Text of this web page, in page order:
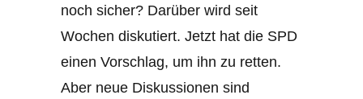
noch sicher? Darüber wird seit
Wochen diskutiert. Jetzt hat die SPD
einen Vorschlag, um ihn zu retten.
Aber neue Diskussionen sind